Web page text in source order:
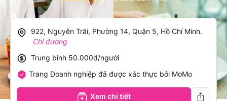
922, Nguyễn Trãi, Phường 14, Quận 5, Hồ Chí Minh.
Chỉ đường
Trung bình 50.000đ/người
Trang Doanh nghiệp đã được xác thực bởi MoMo
Xem chi tiết